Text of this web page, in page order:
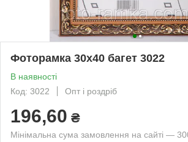
Фоторамка 30х40 багет 3022
В наявності
Код: 3022
Опт і роздріб
196,60 ₴
Мінімальна сума замовлення на сайті —